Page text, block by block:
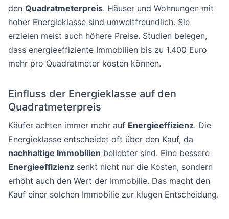
den Quadratmeterpreis. Häuser und Wohnungen mit
hoher Energieklasse sind umweltfreundlich. Sie
erzielen meist auch höhere Preise. Studien belegen,
dass energieeffiziente Immobilien bis zu 1.400 Euro
mehr pro Quadratmeter kosten können.
Einfluss der Energieklasse auf den
Quadratmeterpreis
Käufer achten immer mehr auf Energieeffizienz. Die
Energieklasse entscheidet oft über den Kauf, da
nachhaltige Immobilien beliebter sind. Eine bessere
Energieeffizienz senkt nicht nur die Kosten, sondern
erhöht auch den Wert der Immobilie. Das macht den
Kauf einer solchen Immobilie zur klugen Entscheidung.